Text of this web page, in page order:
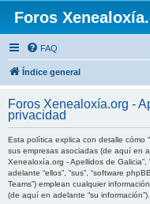
Foros
FAQ
Índice general
Foros Xenealoxía.org -
privacidad
Esta política explica con detalle cómo
sus empresas asociadas (de aquí en
Xenealoxía.org - Apellidos de
adelante “ellos”, “sus”, “software
Teams”) emplean cualquier
(de aquí en adelante “su información”).